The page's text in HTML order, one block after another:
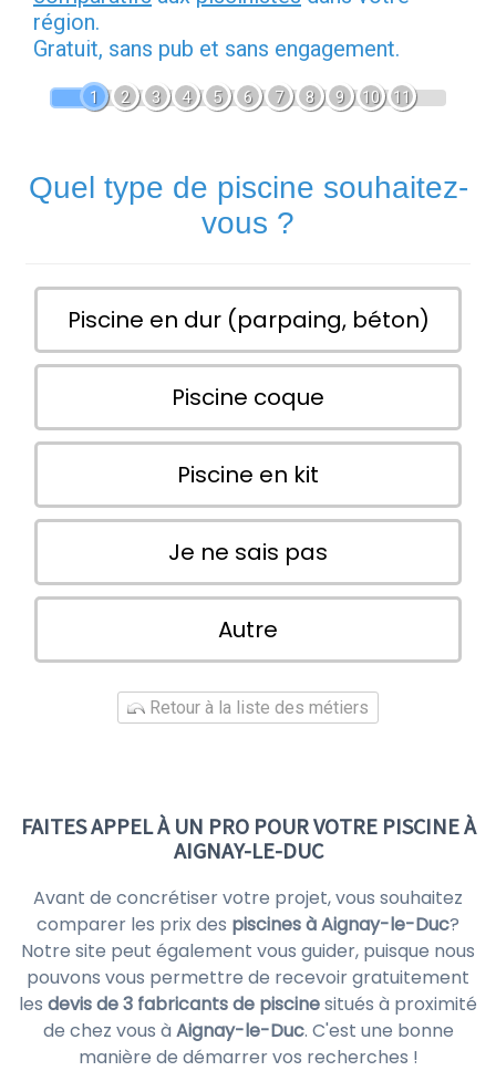
région.
Gratuit, sans pub et sans engagement.
1 2 3 4 5 6 7 8 9 10 11
Quel type de piscine souhaitez-
vous ?
Piscine en dur (parpaing, béton)
Piscine coque
Piscine en kit
Je ne sais pas
Autre
Retour à la liste des métiers
FAITES APPEL À UN PRO POUR VOTRE PISCINE À
AIGNAY-LE-DUC
Avant de concrétiser votre projet, vous souhaitez
comparer les prix des piscines à Aignay-le-Duc?
Notre site peut également vous guider, puisque nous
pouvons vous permettre de recevoir gratuitement
les devis de 3 fabricants de piscinesitués à proximité
de chez vous à Aignay-le-Duc. C'est une bonne
manière de démarrer vos recherches !